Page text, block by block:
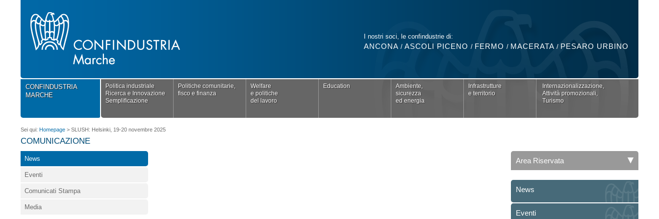
I nostri soci, le confindustrie di:
ANCONA / ASCOLI PICENO / FERMO / MACERATA / PESARO URBINO
CONFINDUSTRIA
MARCHE
Politica industriale
Ricerca e Innovazione
Semplificazione
Politiche comunitarie,
fisco e finanza
Welfare
e politiche
del lavoro
Education
Ambiente,
sicurezza
ed energia
Infrastrutture
e territorio
Internazionalizzazione,
Attività promozionali,
Turismo
Sei qui: Homepage > SLUSH: Helsinki, 19-20 novembre 2025
COMUNICAZIONE
News
Eventi
Comunicati Stampa
Media
Area Riservata
News
Eventi